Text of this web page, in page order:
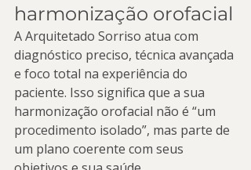
harmonização orofacial
A Arquitetado Sorriso atua com
diagnóstico preciso, técnica avançada
e foco total na experiência do
paciente. Isso significa que a sua
harmonização orofacial não é “um
procedimento isolado”, mas parte de
um plano coerente com seus